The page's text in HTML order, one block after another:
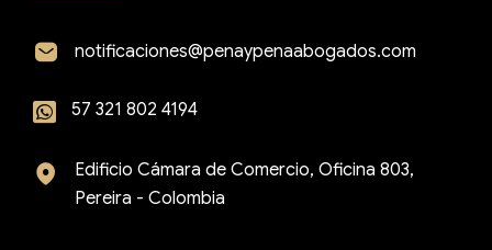
notificaciones@penaypenaabogados.com
57 321 802 4194
Edificio Cámara de Comercio, Oficina 803,
Pereira - Colombia